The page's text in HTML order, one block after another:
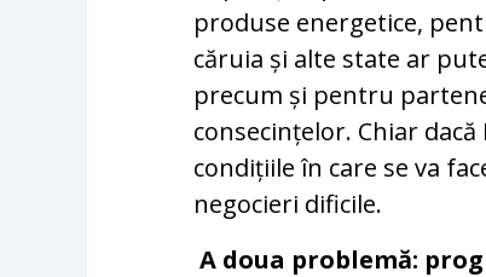
produse energetice,
căruia și alte state ar
precum și pentru
consecințelor. Chiar
condițiile în care se va
negocieri dificile.
A doua problemă: